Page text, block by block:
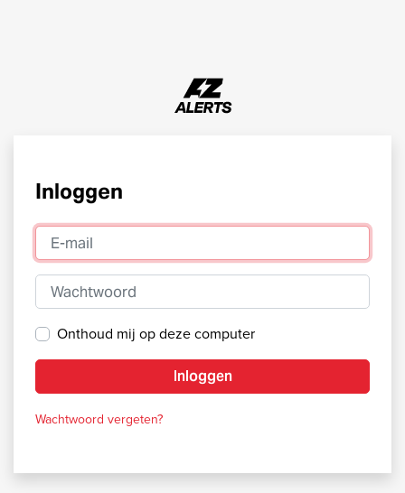
Inloggen
E-mail
Wachtwoord
Onthoud mij op deze computer
Inloggen
Wachtwoord vergeten?